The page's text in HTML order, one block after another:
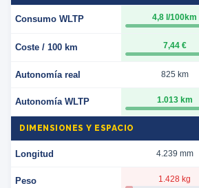
Consumo WLTP 4,8 l/100km
Coste / 100 km 7,44 €
Autonomía real 825 km
Autonomía WLTP 1.013 km
DIMENSIONES Y ESPACIO
Longitud 4.239 mm
Peso 1.428 kg